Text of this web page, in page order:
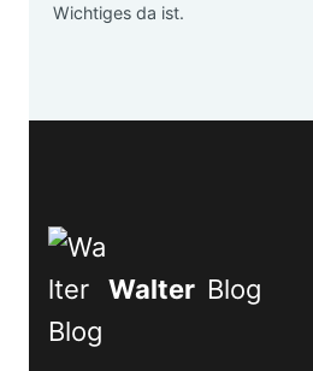
Wichtiges da ist.
Walter Blog